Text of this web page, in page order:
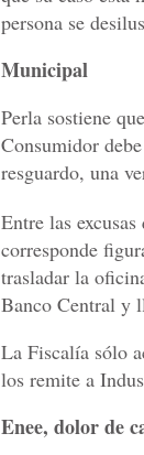
persona se
Municipal
Perla sostiene
Consumidor
resguardo, una
Entre las
corresponde
trasladar la
Banco Central y
La Fiscalía sólo
los remite a
Enee, dolor de